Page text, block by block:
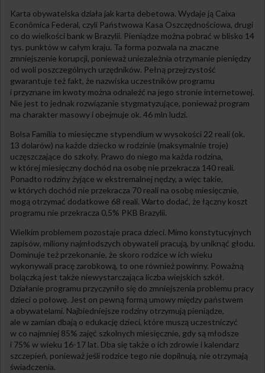
Karta obywatelska działa jak karta debetowa. Wydaje ją Caixa
Econômica Federal, czyli Państwowa Kasa Oszczędnościowa, drugi
co do wielkości bank w Brazylii. Pieniądze można pobrać w blisko 14
tys. punktów w całym kraju. Ta forma pozwala na znaczne
zmniejszenie korupcji, ponieważ uniezależnia otrzymanie pieniędzy
od woli poszczególnych urzędników. Pełną przejrzystość
gwarantuje też fakt, że nazwiska uczestników programu
i przyznane im kwoty można odnaleźć na jego stronie internetowej.
Nie jest to jednak rozwiązanie stygmatyzujące, ponieważ program
ma charakter masowy i obejmuje ok. 46 mln ludzi.
Bolsa Família to miesięczne stypendium w wysokości 22 reali (ok.
13 dolarów) na każde dziecko w rodzinie (maksymalnie troje)
uczęszczające do szkoły. Prawo do niego ma każda rodzina,
w której miesięczny dochód na osobę nie przekracza 140 reali.
Ponadto rodziny żyjące w ekstremalnej nędzy, a więc takie,
w których dochód nie przekracza 70 reali na osobę miesięcznie,
mogą otrzymać dodatkowe 68 reali. Warto dodać, że łączny koszt
programu nie przekracza 0,5% PKB Brazylii.
Wielkim problemem pozostaje praca dzieci. Mimo konstytucyjnych
zapisów, miliony najmłodszych obywateli pracują, by uniknąć głodu.
Dominuje też przekonanie, że skoro rodzice w ich wieku
wykonywali pracę zarobkową, to one również powinny. Poważną
bolączką jest także niewystarczająca liczba wiejskich szkół.
Działanie programu przyczyniło się do zmniejszenia problemu pracy
dzieci o połowę. Jest on pewną formą umowy między państwem
a obywatelami. Najbiedniejsze rodziny otrzymują pieniądze,
ale w zamian dbają o edukację dzieci, które muszą uczestniczyć
w co najmniej 85% zajęć szkolnych miesięcznie, gdy są młodsze
i 75% w wieku 16-17 lat. Dba się także o ich zdrowie i kalendarz
szczepień, ponieważ jeśli rodzice tego nie dopilnują, nie otrzymają
świadczenia.